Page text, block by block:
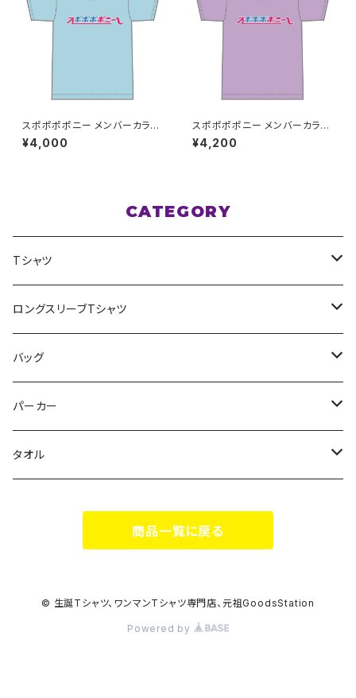
スポポポポニー メンバーカラー
シンプルデザイン ロゴTシャツ
ライトブルー S〜XLサイズ
¥4,000
スポポポポニー メンバーカラー
シンプルデザイン ロゴTシャツ
パープル XXL〜XXXLサイズ
¥4,200
CATEGORY
Tシャツ
スポポポポニー
花いろは
Milky✳︎Sphene
シークレットシャノワール
思い出とプレゼント
ヒロイックニューシネマ
ロングスリーブTシャツ
HIGH HIGH BEAM
Milky✳︎Sphene
バッグ
サコッシュ
パーカー
スポポポポニー
タオル
Milky✳︎Sphene
商品一覧に戻る
© 生誕Tシャツ、ワンマンTシャツ専門店、元祖GoodsStation
Powered by